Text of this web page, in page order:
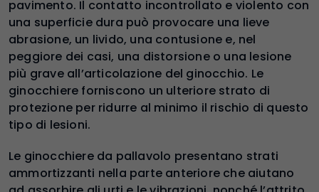
pavimento. Il contatto incontrollato e violento con
una superficie dura può provocare una lieve
abrasione, un livido, una contusione e, nel
peggiore dei casi, una distorsione o una lesione
più grave all’articolazione del ginocchio. Le
ginocchiere forniscono un ulteriore strato di
protezione per ridurre al minimo il rischio di questo
tipo di lesioni.
Le ginocchiere da pallavolo presentano strati
ammortizzanti nella parte anteriore che aiutano